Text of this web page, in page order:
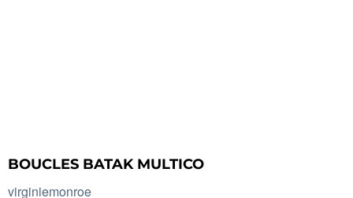
BOUCLES BATAK MULTICO
virginiemonroe